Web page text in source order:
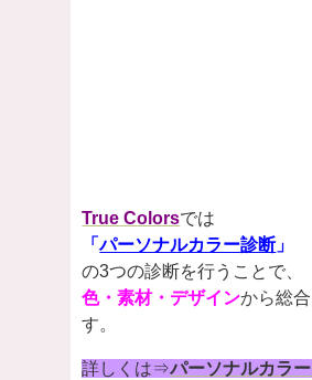
True Colorsでは
「パーソナルカラー診断」
の3つの診断を行うことで、
色・素材・デザインから総
す。
詳しくは⇒パーソナルカラ